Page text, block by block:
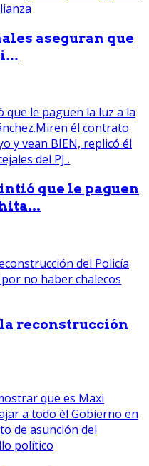
aseguran que
que le paguen
reconstrucción